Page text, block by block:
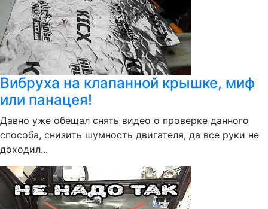
Вибруха на клапанной крышке, миф
или панацея!
Давно уже обещал снять видео о проверке данного
способа, снизить шумность двигателя, да все руки не
доходил...